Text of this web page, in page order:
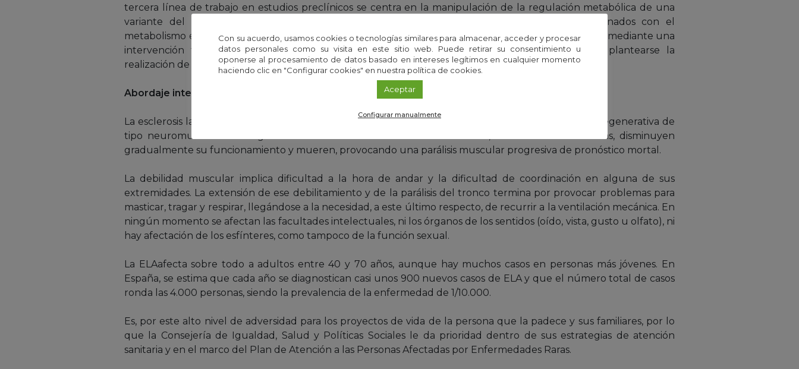
tercera línea de trabajo en estudios preclínicos se centra en la manipulación de la regulación metabólica de una
variante del modelo de ratón SOD1 que tiene una mayor supervivencia por factores relacionados con el
metabolismo energético. En estos momentos, el equipo está intentando tener los mismos resultados mediante una
intervención farmacológica. Si los resultados, aún en fase preliminar, fuesen positivos, podría plantearse la
realización de estudios clínicos en pacientes de ELA en los próximos años.
Abordaje integral
La esclerosis lateral amiotrófica, también llamada enfermedad de Lou Gehrig, es una enfermedad degenerativa de
tipo neuromuscular. Se origina cuando unas células del sistema nervioso, llamadas motoneuronas, disminuyen
gradualmente su funcionamiento y mueren, provocando una parálisis muscular progresiva de pronóstico mortal.
La debilidad muscular implica dificultad a la hora de andar y la dificultad de coordinación en alguna de sus
extremidades. La extensión de ese debilitamiento y de la parálisis del tronco termina por provocar problemas para
masticar, tragar y respirar, llegándose a la necesidad, a este último respecto, de recurrir a la ventilación mecánica. En
ningún momento se afectan las facultades intelectuales, ni los órganos de los sentidos (oído, vista, gusto u olfato), ni
hay afectación de los esfínteres, como tampoco de la función sexual.
La ELAafecta sobre todo a adultos entre 40 y 70 años, aunque hay muchos casos en personas más jóvenes. En
España, se estima que cada año se diagnostican casi unos 900 nuevos casos de ELA y que el número total de casos
ronda las 4.000 personas, siendo la prevalencia de la enfermedad de 1/10.000.
Es, por este alto nivel de adversidad para los proyectos de vida de la persona que la padece y sus familiares, por lo
que la Consejería de Igualdad, Salud y Políticas Sociales le da prioridad dentro de sus estrategias de atención
sanitaria y en el marco del Plan de Atención a las Personas Afectadas por Enfermedades Raras.
Con su acuerdo, usamos cookies o tecnologías similares para almacenar, acceder y procesar
datos personales como su visita en este sitio web. Puede retirar su consentimiento u
oponerse al procesamiento de datos basado en intereses legítimos en cualquier momento
haciendo clic en "Configurar cookies" en nuestra política de cookies.
Aceptar
Configurar manualmente